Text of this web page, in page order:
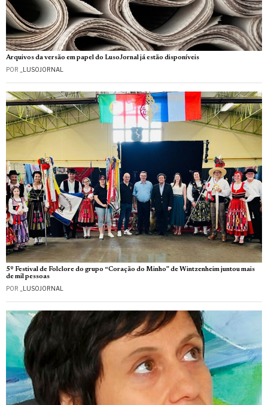
Arquivos da versão em papel do LusoJornal já estão disponíveis
POR _LUSOJORNAL
5º Festival de Folclore do grupo “Coração do Minho” de Wintzenheim juntou mais
de mil pessoas
POR _LUSOJORNAL